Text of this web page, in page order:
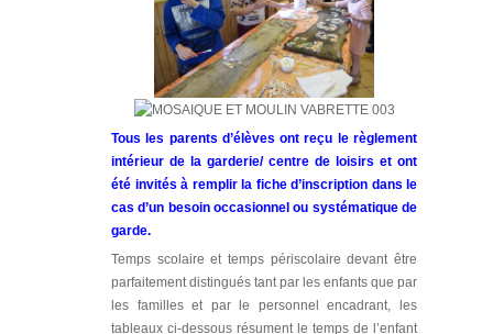
Tous les parents d’élèves ont reçu le règlement
intérieur de la garderie/ centre de loisirs et ont
été invités à remplir la fiche d’inscription dans le
cas d’un besoin occasionnel ou systématique de
garde.
Temps scolaire et temps périscolaire devant être
parfaitement distingués tant par les enfants que par
les familles et par le personnel encadrant, les
tableaux ci-dessous résument le temps de l’enfant